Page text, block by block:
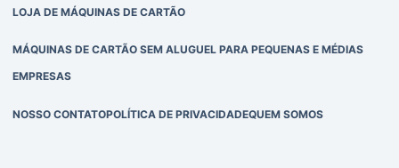
LOJA DE MÁQUINAS DE CARTÃO
MÁQUINAS DE CARTÃO SEM ALUGUEL PARA PEQUENAS E MÉDIAS
EMPRESAS
NOSSO CONTATOPOLÍTICA DE PRIVACIDADEQUEM SOMOS